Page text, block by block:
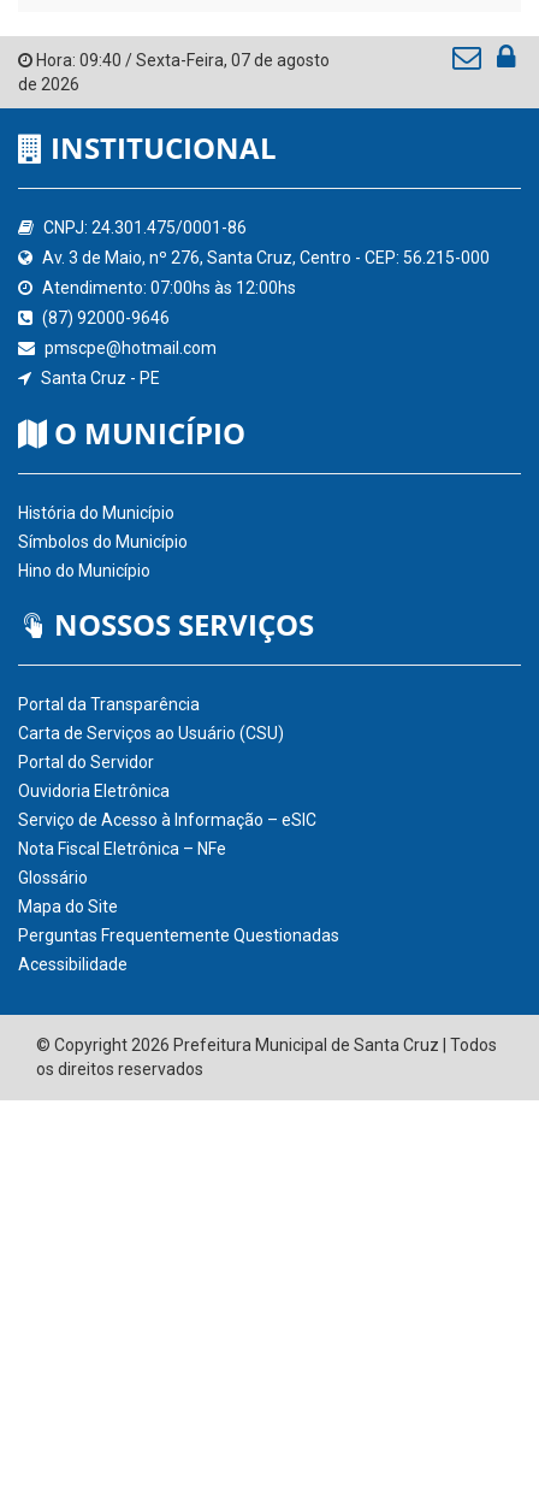
Hora: 09:40 /Sexta-Feira, 07 de agosto
de 2026
INSTITUCIONAL
CNPJ: 24.301.475/0001-86
Av. 3 de Maio, nº 276, Santa Cruz, Centro - CEP: 56.215-000
Atendimento: 07:00hs às 12:00hs
(87) 92000-9646
pmscpe@hotmail.com
Santa Cruz - PE
O MUNICÍPIO
História do Município
Símbolos do Município
Hino do Município
NOSSOS SERVIÇOS
Portal da Transparência
Carta de Serviços ao Usuário (CSU)
Portal do Servidor
Ouvidoria Eletrônica
Serviço de Acesso à Informação – eSIC
Nota Fiscal Eletrônica – NFe
Glossário
Mapa do Site
Perguntas Frequentemente Questionadas
Acessibilidade
© Copyright 2026 Prefeitura Municipal de Santa Cruz | Todos
os direitos reservados